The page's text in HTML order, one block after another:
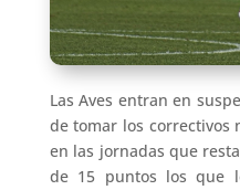
Las Aves entran en
de tomar los correctivos
en las jornadas que
de 15 puntos los que